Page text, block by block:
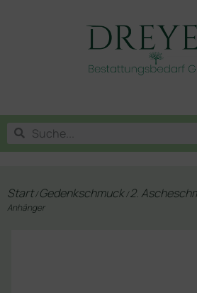
Start/Gedenkschmuck/2.
Anhänger